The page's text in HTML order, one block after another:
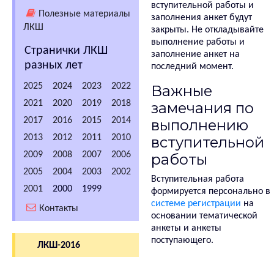
Полезные материалы
ЛКШ
Странички ЛКШ
разных лет
2025 2024 2023
2022
2021
2020 2019
2018
2017
2016 2015
2014
2013
2012 2011
2010
2009
2008 2007
2006
2005
2004 2003
2002
2001
2000
1999
Контакты
ЛКШ-2016
вступительной работы и
заполнения анкет будут
закрыты. Не откладывайте
выполнение работы и
заполнение анкет на
последний момент.
Важные
замечания по
выполнению
вступительной
работы
Вступительная работа
формируется персонально в
системе регистрации на
основании тематической
анкеты и анкеты
поступающего.